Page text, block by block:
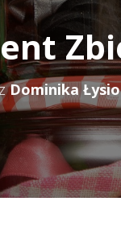
Dominika Łysio